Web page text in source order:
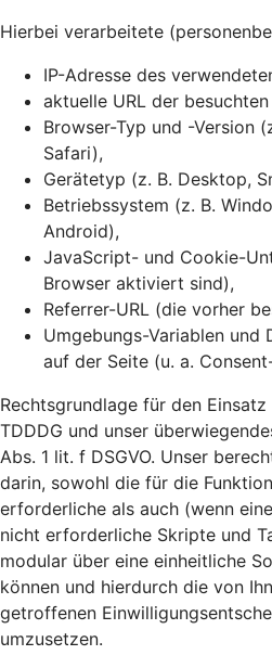
Hierbei verarbeitete
IP-Adresse des
aktuelle URL der besuchten
Browser-Typ und -Version
Safari),
Gerätetyp (z. B. Desktop,
Betriebssystem (z. B.
Android),
JavaScript- und Cookie-
Browser aktiviert sind),
Referrer-URL (die vorher
Umgebungs-Variablen und
auf der Seite (u. a.
Rechtsgrundlage für den
TDDDG und unser
Abs. 1 lit. f DSGVO. Unser
darin, sowohl die für die
erforderliche als auch (wenn
nicht erforderliche Skripte und
modular über eine einheitliche
können und hierdurch die von
getroffenen
umzusetzen.